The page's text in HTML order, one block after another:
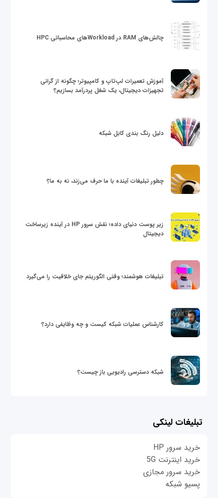
چالش‌های RAM در Workloadهای محاسباتی HPC
آموزش تعمیرات لپ‌تاپ و کامپیوتر؛ چگونه از گرانی
تجهیزات دیجیتال، یک شغل پردرآمد بسازیم؟
دلیل رنگ بندی کابل شبکه
چطور تبلیغات آینده با ما حرف می‌زند، نه به ما؟
زیر پوست دنیای داده؛ نقش سرور HP در آینده زیرساخت
دیجیتال
تبلیغات هوشمند؛ وقتی الگوریتم جای خلاقیت را می‌گیرد
کارشناس عملیات شبکه کیست و چه وظایفی دارد؟
شبکه دسترسی رادیویی باز چیست؟
تبلیغات لینکی
خرید سرور HP
خرید اینترنت 5G
خرید سرور مجازی
پسیو شبکه